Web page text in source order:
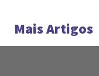
Mais Artigos